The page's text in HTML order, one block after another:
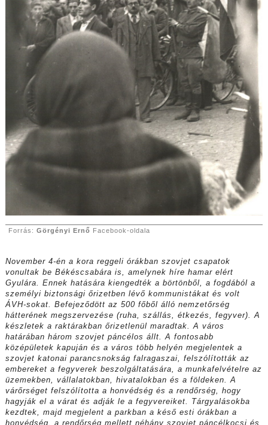
Forrás: Görgényi Ernő Facebook-oldala
November 4-én a kora reggeli órákban szovjet csapatok
vonultak be Békéscsabára is, amelynek híre hamar elért
Gyulára. Ennek hatására kiengedték a börtönből, a fogdából a
személyi biztonsági őrizetben lévő kommunistákat és volt
ÁVH-sokat. Befejeződött az 500 főből álló nemzetőrség
hátterének megszervezése (ruha, szállás, étkezés, fegyver). A
készletek a raktárakban őrizetlenül maradtak. A város
határában három szovjet páncélos állt. A fontosabb
középületek kapuján és a város több helyén megjelentek a
szovjet katonai parancsnokság falragaszai, felszólították az
embereket a fegyverek beszolgáltatására, a munkafelvételre az
üzemekben, vállalatokban, hivatalokban és a földeken. A
várőrséget felszólította a honvédség és a rendőrség, hogy
hagyják el a várat és adják le a fegyvereiket. Tárgyalásokba
kezdtek, majd megjelent a parkban a késő esti órákban a